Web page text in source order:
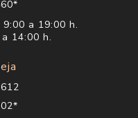
a 19:00 h.
14:00 h.